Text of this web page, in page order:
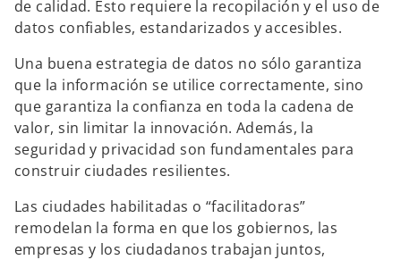
de calidad. Esto requiere la recopilación y el uso de
datos confiables, estandarizados y accesibles.
Una buena estrategia de datos no sólo garantiza
que la información se utilice correctamente, sino
que garantiza la confianza en toda la cadena de
valor, sin limitar la innovación. Además, la
seguridad y privacidad son fundamentales para
construir ciudades resilientes.
Las ciudades habilitadas o “facilitadoras”
remodelan la forma en que los gobiernos, las
empresas y los ciudadanos trabajan juntos,